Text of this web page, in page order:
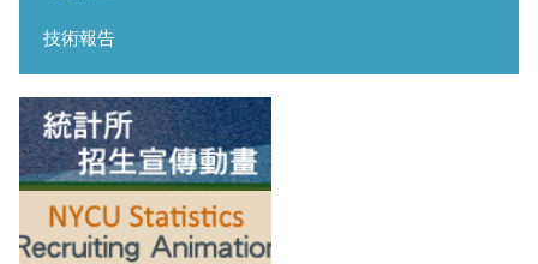
技術報告